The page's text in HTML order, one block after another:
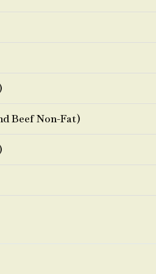
Beef Non-Fat)